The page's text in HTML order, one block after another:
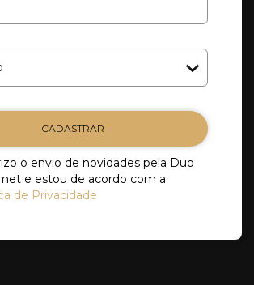
CADASTRAR
o envio de novidades pela Duo
e estou de acordo com a
de Privacidade